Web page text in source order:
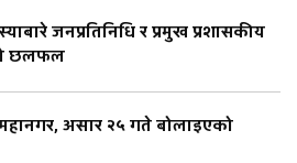
जनप्रतिनिधि र प्रमुख प्रशासकीय
छलफल
असार २५ गते बोलाइएको